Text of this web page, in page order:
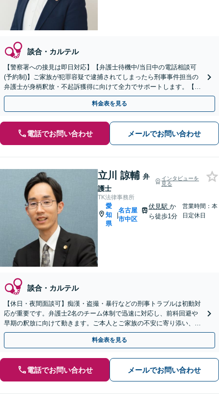
談合・カルテル
【警察署への接見は即日対応】【弁護士待機中/当日中の電話相談可
(予約制)】ご家族が犯罪容疑で逮捕されてしまったら刑事事件担当の
弁護士が身柄釈放・不起訴獲得に向けて全力でサポートします。【毎
月100名以上の相談実績】【愛知エリア対応】
料金表を見る
電話でお問い合わせ メールでお問い合わせ
立川 諒輔 弁
護士
インタビューを
見る
TK法律事務所
愛
知
県
|
名古屋
市中区
伏見駅 か
ら徒歩1分
営業時間：本
日定休日
談合・カルテル
【休日・夜間面談可】痴漢・盗撮・暴行などの刑事トラブルは初動対
応が重要です。弁護士2名のチーム体制で迅速に対応し、前科回避や
早期の釈放に向けて動きます。ご本人とご家族の不安に寄り添い、再
出発を支えます。
料金表を見る
電話でお問い合わせ メールでお問い合わせ